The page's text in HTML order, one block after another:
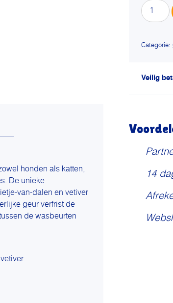
Yuup!
blue
Categorie:
Veilig
honden als katten,
De unieke
van-dalen en vetiver
geur verfrist de
de wasbeurten
14